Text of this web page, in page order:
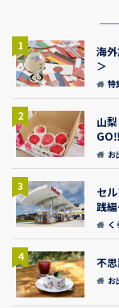
1
海
＞
特
2
山
GO‼
お
3
セ
践
く
4 不
お